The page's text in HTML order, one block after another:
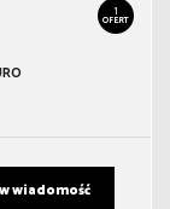
1
OFERT
wiadomość